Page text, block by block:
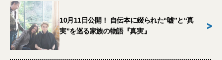
10月11日公開！ 自伝本に綴られた“嘘”と“真
実”を巡る家族の物語『真実』
>